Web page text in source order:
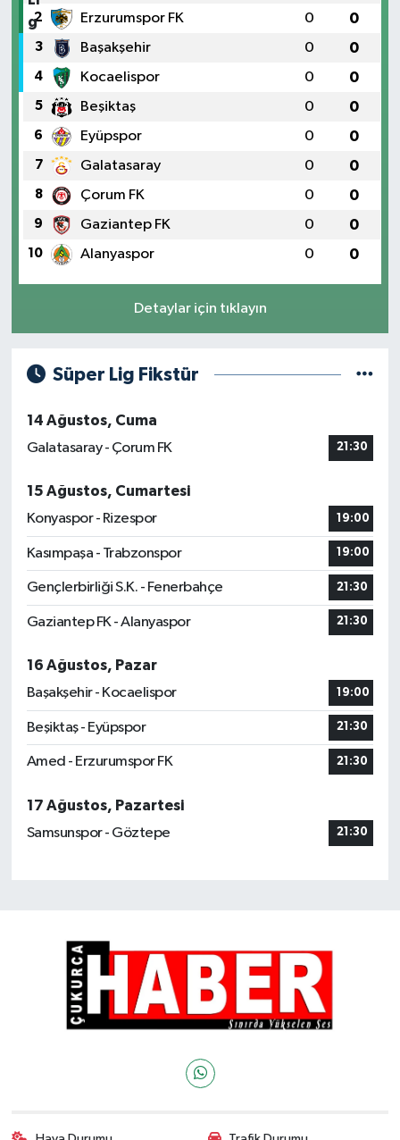
2 Erzurumspor FK 0 0
3 Başakşehir 0 0
4 Kocaelispor 0 0
5 Beşiktaş 0 0
6 Eyüpspor 0 0
7 Galatasaray 0 0
8 Çorum FK 0 0
9 Gaziantep FK 0 0
10 Alanyaspor 0 0
Detaylar için tıklayın
Süper Lig Fikstür
14 Ağustos, Cuma
Galatasaray - Çorum FK
21:30
15 Ağustos, Cumartesi
Konyaspor - Rizespor
19:00
Kasımpaşa - Trabzonspor 19:00
Gençlerbirliği S.K. - Fenerbahçe 21:30
Gaziantep FK - Alanyaspor 21:30
16 Ağustos, Pazar
Başakşehir - Kocaelispor
19:00
Beşiktaş - Eyüpspor 21:30
Amed - Erzurumspor FK 21:30
17 Ağustos, Pazartesi
Samsunspor - Göztepe
21:30